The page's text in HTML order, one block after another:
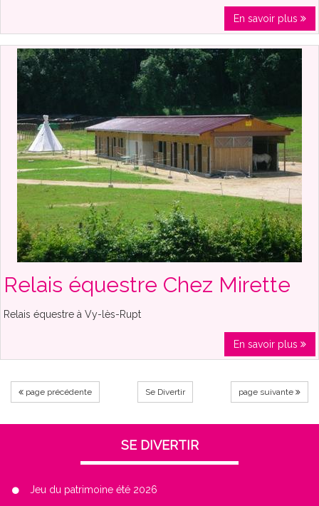
En savoir plus
Relais équestre Chez Mirette
Relais équestre à Vy-lès-Rupt
En savoir plus
page précédente Se Divertir page suivante
SE DIVERTIR
Jeu du patrimoine été 2026